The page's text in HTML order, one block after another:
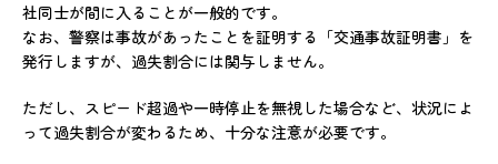
社同士が間に入ることが一般的です。
なお、警察は事故があったことを証明する「交通事故証明書」を
発行しますが、過失割合には関与しません。
ただし、スピード超過や一時停止を無視した場合など、状況によ
って過失割合が変わるため、十分な注意が必要です。